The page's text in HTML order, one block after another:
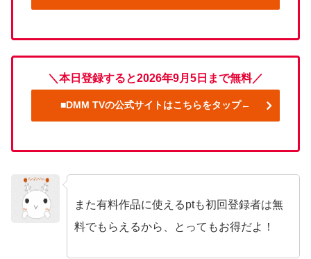
＼本日登録すると2026年9月5日まで無料／
■DMM TVの公式サイトはこちらをタップ←
また有料作品に使えるptも初回登録者は無
料でもらえるから、とってもお得だよ！